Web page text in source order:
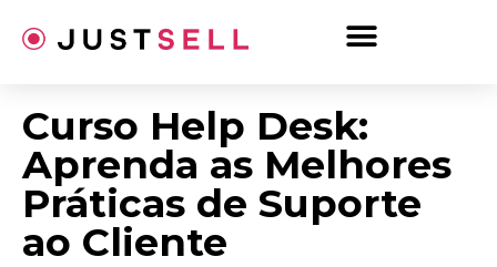
para
Curso Help Desk:
Aprenda as Melhores
Práticas de Suporte
ao Cliente